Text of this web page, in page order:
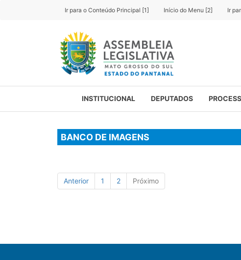
Ir para o Conteúdo Principal [1] Início do Menu [2] Ir
INSTITUCIONAL DEPUTADOS
BANCO DE IMAGENS
Anterior 1 2 Próximo